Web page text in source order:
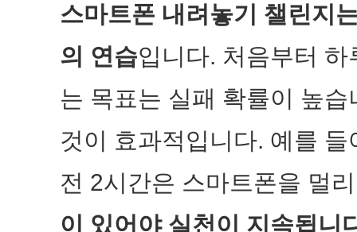
스마트폰 내려놓기 챌린지
의 연습입니다. 처음부터
는 목표는 실패 확률이 높
것이 효과적입니다. 예를
전 2시간은 스마트폰을 멀
이 있어야 실천이 지속됩니